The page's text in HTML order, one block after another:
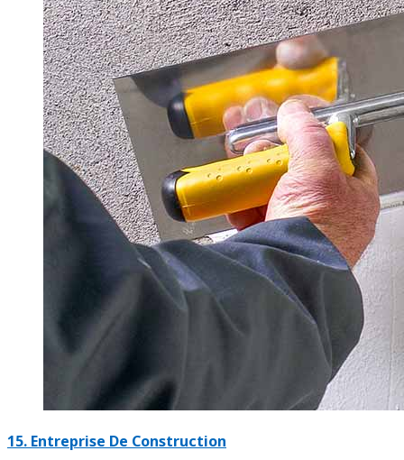
15. Entreprise De Construction